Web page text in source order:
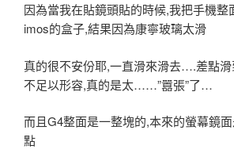
因為當我在貼鏡頭貼的時候,我把手機整
imos的盒子,結果因為康寧玻璃太滑
真的很不安份耶,一直滑來滑去….差點
不足以形容,真的是太……”囂張”了…
而且G4整面是一整塊的,本來的螢幕鏡
點